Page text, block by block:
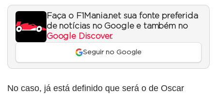
Faça o F1Mania.net sua fonte preferida
de notícias no Google e também no
Google Discover.
Seguir no Google
No caso, já está definido que será o de Oscar